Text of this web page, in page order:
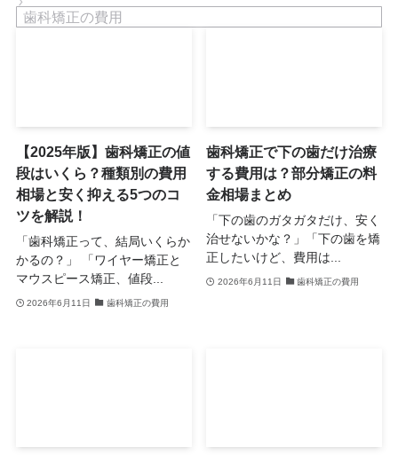
歯科矯正の費用
【2025年版】歯科矯正の値
段はいくら？種類別の費用
相場と安く抑える5つのコ
ツを解説！
「歯科矯正って、結局いくらか
かるの？」 「ワイヤー矯正と
マウスピース矯正、値段...
2026年6月11日 歯科矯正の費用
歯科矯正で下の歯だけ治療
する費用は？部分矯正の料
金相場まとめ
「下の歯のガタガタだけ、安く
治せないかな？」「下の歯を矯
正したいけど、費用は...
2026年6月11日 歯科矯正の費用